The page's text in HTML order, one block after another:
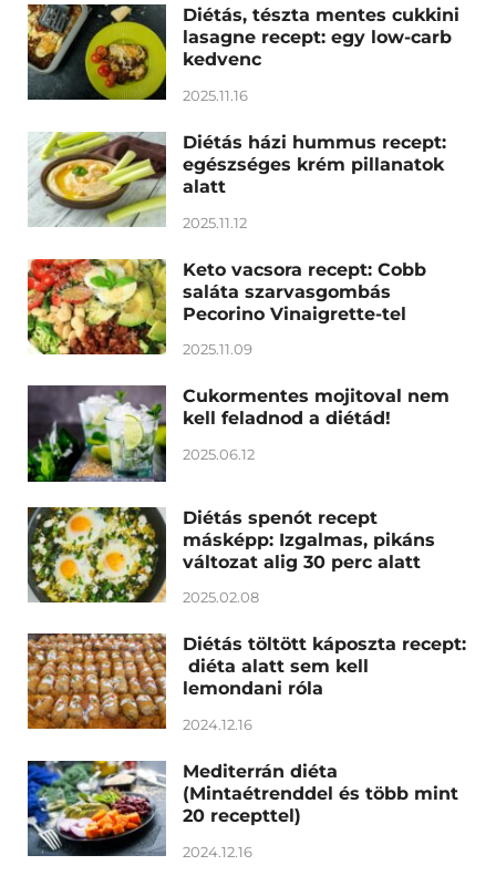
Diétás, tészta mentes cukkini
lasagne recept: egy low-carb
kedvenc
2025.11.16
Diétás házi hummus recept:
egészséges krém pillanatok
alatt
2025.11.12
Keto vacsora recept: Cobb
saláta szarvasgombás
Pecorino Vinaigrette-tel
2025.11.09
Cukormentes mojitoval nem
kell feladnod a diétád!
2025.06.12
Diétás spenót recept
másképp: Izgalmas, pikáns
változat alig 30 perc alatt
2025.02.08
Diétás töltött káposzta recept:
diéta alatt sem kell
lemondani róla
2024.12.16
Mediterrán diéta
(Mintaétrenddel és több mint
20 recepttel)
2024.12.16